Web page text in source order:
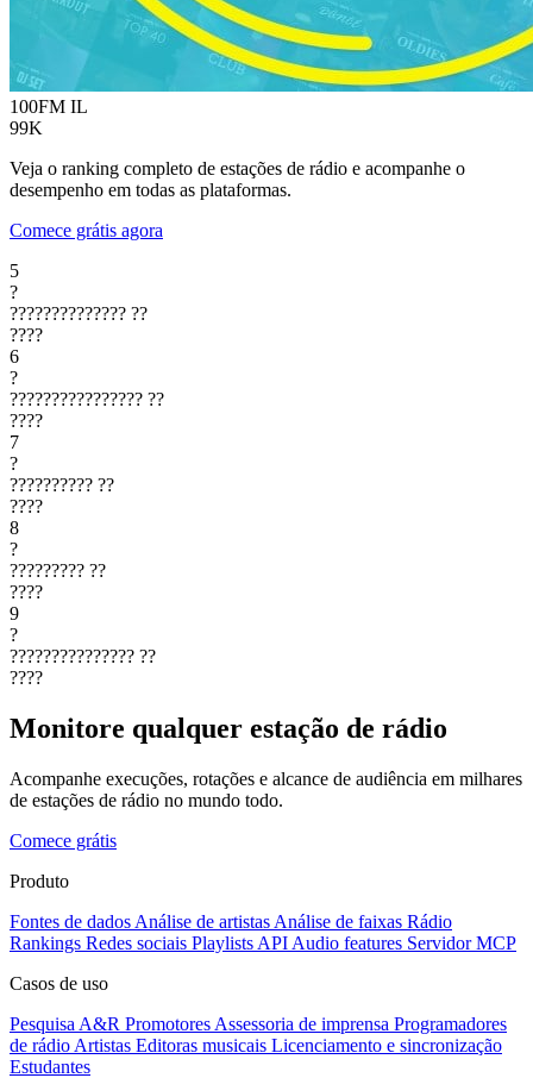
100FM IL
99K
Veja o ranking completo de estações de rádio e acompanhe o
desempenho em todas as plataformas.
Comece grátis agora
5
?
?????????????? ??
????
6
?
???????????????? ??
????
7
?
?????????? ??
????
8
?
????????? ??
????
9
?
??????????????? ??
????
Monitore qualquer estação de rádio
Acompanhe execuções, rotações e alcance de audiência em milhares
de estações de rádio no mundo todo.
Comece grátis
Produto
Fontes de dados Análise de artistas Análise de faixas Rádio
Rankings Redes sociais Playlists API Audio features Servidor MCP
Casos de uso
Pesquisa A&R Promotores Assessoria de imprensa Programadores
de rádio Artistas Editoras musicais Licenciamento e sincronização
Estudantes